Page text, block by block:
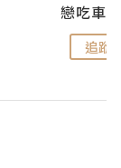
戀吃車
追蹤